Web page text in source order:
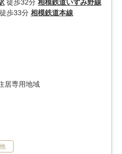
徒歩32分 相模鉄道いずみ野線
徒歩33分 相模鉄道本線
居専用地域